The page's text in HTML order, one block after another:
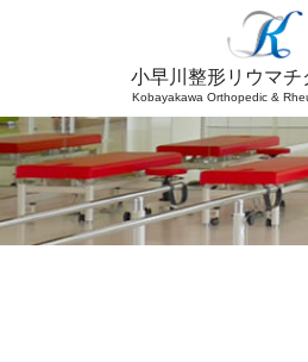
小早川整形リウマチ
Kobayakawa Orthopedic &